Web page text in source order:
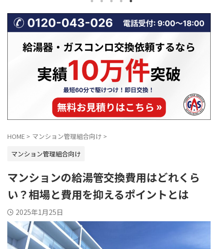
続くと、洗
水漏れ・本
ります。
まり」など
あり、正し
れらはガスコンロの不調だけでなく、
不完全燃焼という危険な状態の前兆で
あることも少なくありません。特に冬
場は、換気不足や使用環境の変化によ
って、ガスコンロの燃焼状態が悪化し
やすい時期です。 本記事では、冬に
ガスコンロの火トラブルが増える理由
から、「火が弱い・赤い・すすが出
る」具体的な原因、不完全燃焼の危険
性、そして自分でできる対処法や業者
に相 ...
ず、「逆流
す。 特に冬
風圧の影響
くなります
ドの換気逆
...
HOME > マンション管理組合向け >
マンション管理組合向け
マンションの給湯管交換費用はどれくら
い？相場と費用を抑えるポイントとは
2025年1月25日